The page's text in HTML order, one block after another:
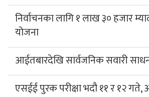
निर्वाचनका लागि १ लाख ३० हजार
योजना
आईतबारदेखि सार्वजनिक सवारी
एसईई पुरक परीक्षा भदौ ११ र १२